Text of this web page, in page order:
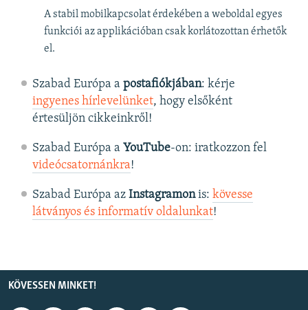
A stabil mobilkapcsolat érdekében a weboldal egyes
funkciói az applikációban csak korlátozottan érhetők
el.
Szabad Európa a postafiókjában: kérje
ingyenes hírlevelünket, hogy elsőként
értesüljön cikkeinkről!
Szabad Európa a YouTube-on: iratkozzon fel
videócsatornánkra!
Szabad Európa az Instagramonis: kövesse
látványos és informatív oldalunkat! ​
KÖVESSEN MINKET!